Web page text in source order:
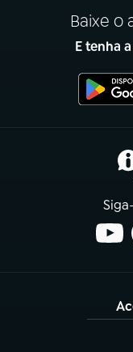
Baixe o
E tenha